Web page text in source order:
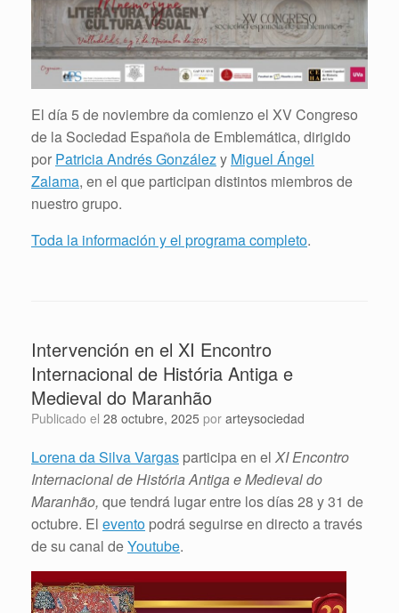
El día 5 de noviembre da comienzo el XV Congreso
de la Sociedad Española de Emblemática, dirigido
por Patricia Andrés Gonzálezy Miguel Ángel
Zalama, en el que participan distintos miembros de
nuestro grupo.
Toda la información y el programa completo.
Intervención en el XI Encontro
Internacional de História Antiga e
Medieval do Maranhão
Publicado el 28 octubre, 2025 por arteysociedad
Lorena da Silva Vargas participa en el XI Encontro
Internacional de História Antiga e Medieval do
Maranhão, que tendrá lugar entre los días 28 y 31 de
octubre. El evento podrá seguirse en directo a través
de su canal deYoutube.